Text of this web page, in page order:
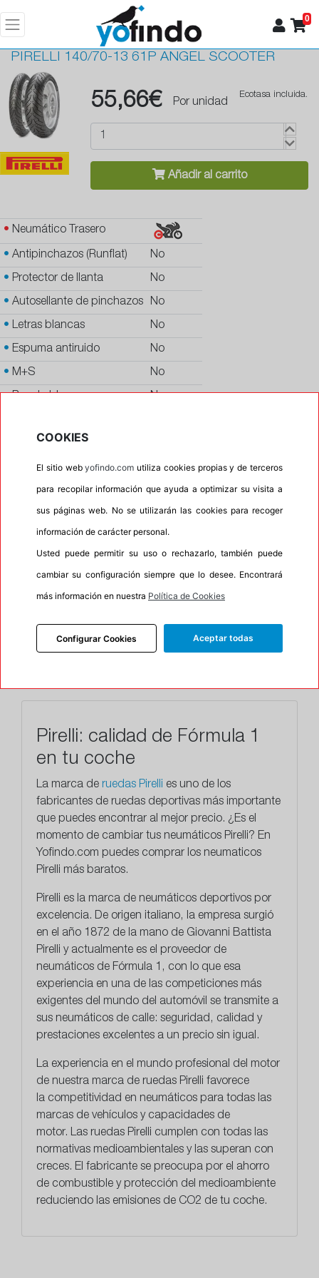
0
PIRELLI 140/70-13 61P ANGEL SCOOTER
55,66€ Por unidad
Ecotasa incluida.
Añadir al carrito
• Neumático Trasero
• Antipinchazos (Runflat) No
• Protector de llanta No
• Autosellante de pinchazos No
• Letras blancas No
• Espuma antiruido No
• M+S No
•Banda blanca No
Calidad
P.O.R. No
Oportunidad No
TALLERES
Pirelli: calidad de Fórmula 1
en tu coche
La marca de ruedas Pirelli es uno de los
fabricantes de ruedas deportivas más importante
que puedes encontrar al mejor precio. ¿Es el
momento de cambiar tus neumáticos Pirelli? En
Yofindo.com puedes comprar los neumaticos
Pirelli más baratos.
Pirelli es la marca de neumáticos deportivos por
excelencia. De origen italiano, la empresa surgió
en el año 1872 de la mano de Giovanni Battista
Pirelli y actualmente es el proveedor de
neumáticos de Fórmula 1, con lo que esa
experiencia en una de las competiciones más
exigentes del mundo del automóvil se transmite a
sus neumáticos de calle: seguridad, calidad y
prestaciones excelentes a un precio sin igual.
La experiencia en el mundo profesional del motor
de nuestra marca de ruedas Pirelli favorece
la competitividad en neumáticos para todas las
marcas de vehículos y capacidades de
motor. Las ruedas Pirelli cumplen con todas las
normativas medioambientales y las superan con
creces. El fabricante se preocupa por el ahorro
de combustible y protección del medioambiente
reduciendo las emisiones de CO2 de tu coche.
COOKIES
El sitio webyofindo.com utiliza cookies propias y de terceros
para recopilar información que ayuda a optimizar su visita a
sus páginas web. No se utilizarán las cookies para recoger
información de carácter personal.
Usted puede permitir su uso o rechazarlo, también puede
cambiar su configuración siempre que lo desee. Encontrará
más información en nuestra Política de Cookies
Configurar Cookies Aceptar todas